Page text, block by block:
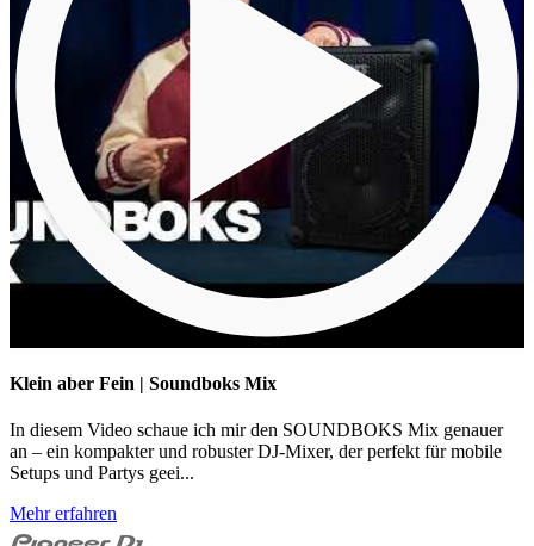
Klein aber Fein | Soundboks Mix
In diesem Video schaue ich mir den SOUNDBOKS Mix genauer
an – ein kompakter und robuster DJ-Mixer, der perfekt für mobile
Setups und Partys geei...
Mehr erfahren